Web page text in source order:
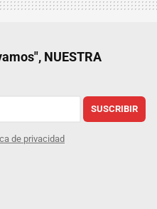
NUESTRA
SUSCRIBIR
de privacidad